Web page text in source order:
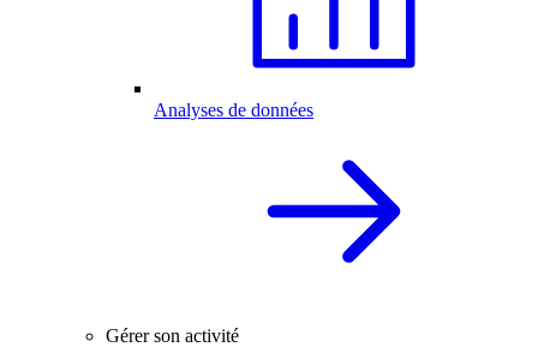
Analyses de données
Gérer son activité